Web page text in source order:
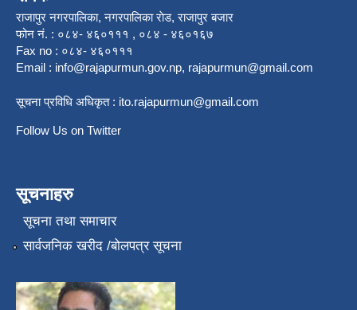
राजापुर नगरपालिका, नगरपालिका राेड, राजापुर बजार
फोन नं. : ०८४- ४६०१११ , ०८४ - ४६०१६७
Fax no : ०८४- ४६०१११
Email : info@rajapurmun.gov.np, rajapurmun@gmail.com
सूचना प्रविधि अधिकृत : ito.rajapurmun@gmail.com
Follow Us on Twitter
सूचनाहरु
सूचना तथा समाचार
सार्वजनिक खरीद /बोलपत्र सूचना